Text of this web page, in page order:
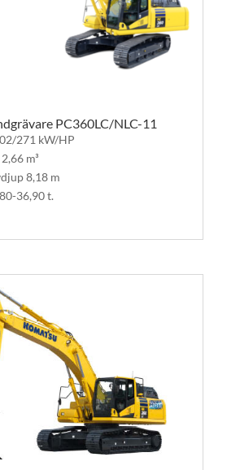
PC360LC/NLC-11
271 kW/HP
m³
8,18 m
36,90 t.